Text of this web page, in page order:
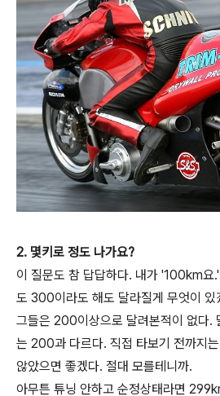
2. 몇키로 정도 나가요?
이 질문도 참 답답하다. 내가 '100km요
도 300이라도 해도 달라질게 무엇이 있
그들은 200이상으로 달려본적이 없다.
는 200과 다르다. 직접 타보기 전까지
않았으면 좋겠다. 절대 모를테니까.
아무튼 튜닝 안하고 순정상태라면